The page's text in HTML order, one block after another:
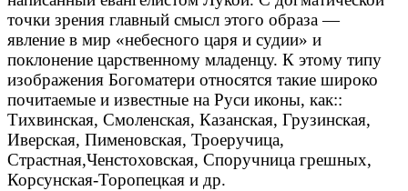
точки зрения главный смысл этого образа —
явление в мир «небесного царя и судии» и
поклонение царственному младенцу. К этому типу
изображения Богоматери относятся такие широко
почитаемые и известные на Руси иконы, как::
Тихвинская, Смоленская, Казанская, Грузинская,
Иверская, Пименовская, Троеручица,
Страстная,Ченстоховская, Споручница грешных,
Корсунская-Торопецкая и др.